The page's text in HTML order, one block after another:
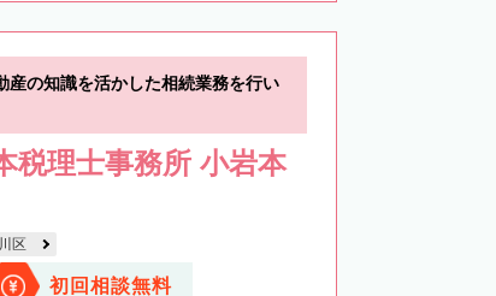
産の知識を活かした相続業務を行い
税理士事務所 小岩本
区
初回相談無料